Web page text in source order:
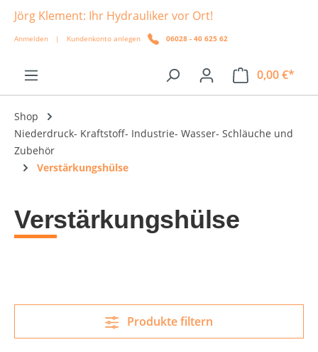
springen
Jörg Klement: Ihr Hydrauliker vor Ort!
Anmelden | Kundenkonto anlegen 06028 - 40 625 62
0,00 €*
Shop
Niederdruck- Kraftstoff- Industrie- Wasser- Schläuche und
Zubehör
Verstärkungshülse
Verstärkungshülse
Produkte filtern